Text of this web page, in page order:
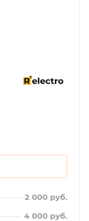
2 000 руб.
4 000 руб.